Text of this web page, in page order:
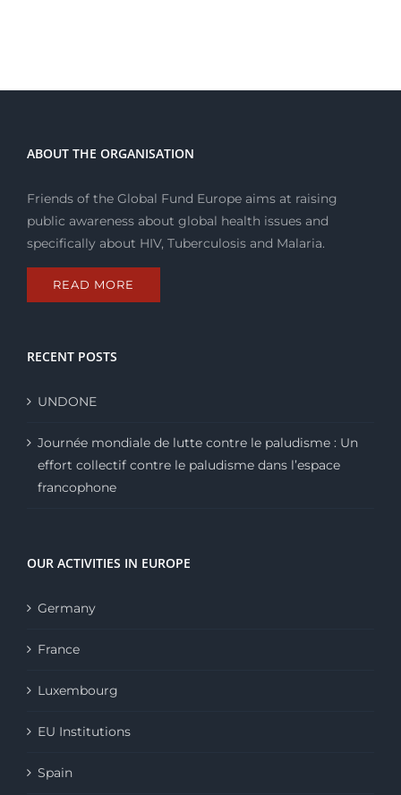
ABOUT THE ORGANISATION
Friends of the Global Fund Europe aims at raising
public awareness about global health issues and
specifically about HIV, Tuberculosis and Malaria.
READ MORE
RECENT POSTS
UNDONE
Journée mondiale de lutte contre le paludisme : Un
effort collectif contre le paludisme dans l’espace
francophone
OUR ACTIVITIES IN EUROPE
Germany
France
Luxembourg
EU Institutions
Spain